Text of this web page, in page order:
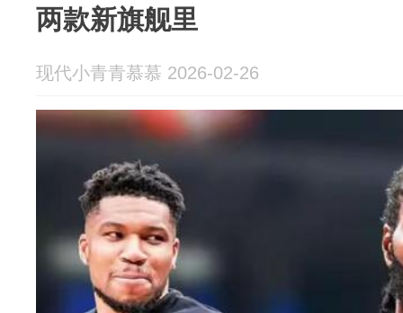
两款新旗舰里
现代小青青慕慕 2026-02-26